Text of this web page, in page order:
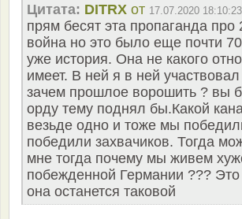
Цитата: DITRX от 17.07.2020 18:10:23
прям бесят эта пропаганда
война но это было еще почти
уже история. Она не какого
имеет. В ней я в ней
зачем прошлое ворошить ? вы
орду тему поднял бы.Какой
везьде одно и тоже мы
победили захвачиков. Тогда
мне тогда почему мы живем
побежденной Германии ??? Это
она останется таковой